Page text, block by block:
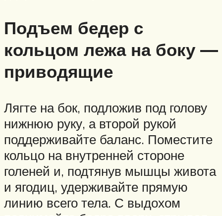
Подъем бедер с
кольцом лежа на боку —
приводящие
Лягте на бок, подложив под голову
нижнюю руку, а второй рукой
поддерживайте баланс. Поместите
кольцо на внутренней стороне
голеней и, подтянув мышцы живота
и ягодиц, удерживайте прямую
линию всего тела. С выдохом